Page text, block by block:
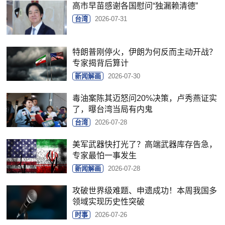
高市早苗感谢各国慰问“独漏赖清德”
台湾 2026-07-31
特朗普刚停火，伊朗为何反而主动开战？
专家揭背后算计
新闻解画 2026-07-30
毒油案陈其迈怒问20%决策，卢秀燕证实
了，曝台湾当局有内鬼
台湾 2026-07-28
美军武器快打光了？高端武器库存告急，
专家最怕一事发生
新闻解画 2026-07-28
攻破世界级难题、申遗成功！本周我国多
领域实现历史性突破
时事 2026-07-26